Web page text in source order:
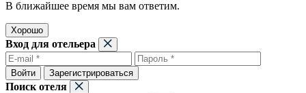
В ближайшее время мы вам ответим.
Хорошо
Вход для отельера
Войти Зарегистрироваться
Поиск отеля